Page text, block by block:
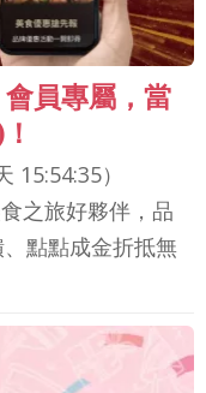
員專屬，當
15:54:33）
之旅好夥伴，品
點點成金折抵無